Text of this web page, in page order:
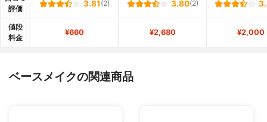
評価
3.81 (2) 3.80(2)
値段
料金
¥660 ¥2,680 ¥2,000
ベースメイクの関連商品